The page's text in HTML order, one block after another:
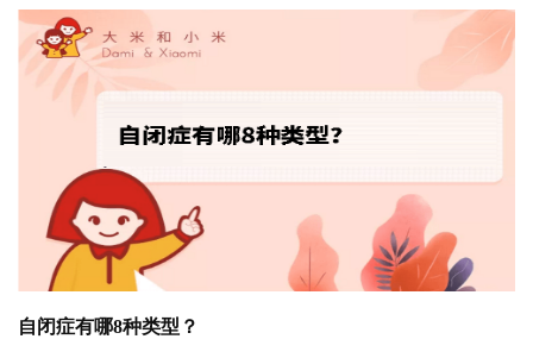
自闭症有哪8种类型？